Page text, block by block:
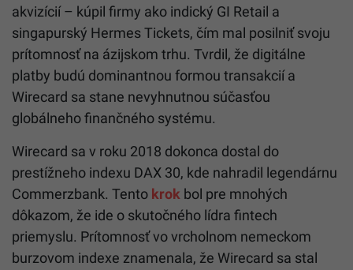
akvizícií – kúpil firmy ako indický GI Retail a
singapurský Hermes Tickets, čím mal posilniť svoju
prítomnosť na ázijskom trhu. Tvrdil, že digitálne
platby budú dominantnou formou transakcií a
Wirecard sa stane nevyhnutnou súčasťou
globálneho finančného systému.
Wirecard sa v roku 2018 dokonca dostal do
prestížneho indexu DAX 30, kde nahradil legendárnu
Commerzbank. Tento krok bol pre mnohých
dôkazom, že ide o skutočného lídra fintech
priemyslu. Prítomnosť vo vrcholnom nemeckom
burzovom indexe znamenala, že Wirecard sa stal